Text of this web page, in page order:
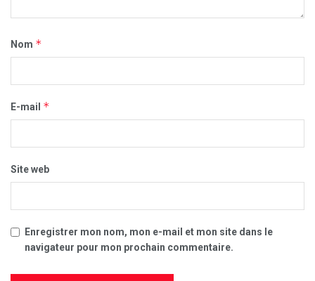
Nom *
E-mail *
Site web
Enregistrer mon nom, mon e-mail et mon site dans le
navigateur pour mon prochain commentaire.